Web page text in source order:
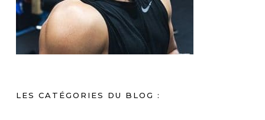
LES CATÉGORIES DU BLOG :